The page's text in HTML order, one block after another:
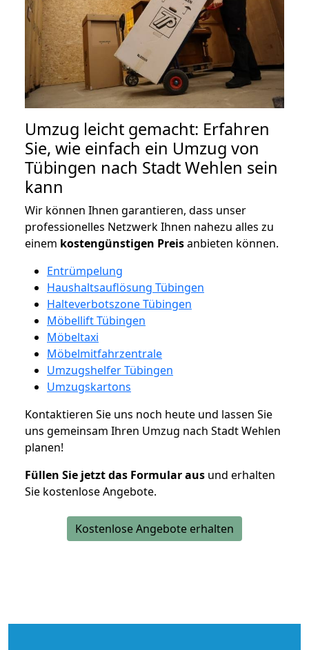
Umzug leicht gemacht: Erfahren
Sie, wie einfach ein Umzug von
Tübingen nach Stadt Wehlen sein
kann
Wir können Ihnen garantieren, dass unser
professionelles Netzwerk Ihnen nahezu alles zu
einem kostengünstigen Preisanbieten können.
Entrümpelung
Haushaltsauflösung Tübingen
Halteverbotszone Tübingen
Möbellift Tübingen
Möbeltaxi
Möbelmitfahrzentrale
Umzugshelfer Tübingen
Umzugskartons
Kontaktieren Sie uns noch heute und lassen Sie
uns gemeinsam Ihren Umzug nach Stadt Wehlen
planen!
Füllen Sie jetzt das Formular aus und erhalten
Sie kostenlose Angebote.
Kostenlose Angebote erhalten